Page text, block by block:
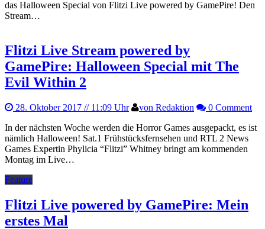
das Halloween Special von Flitzi Live powered by GamePire! Den
Stream…
Flitzi Live Stream powered by
GamePire: Halloween Special mit The
Evil Within 2
28. Oktober 2017 // 11:09 Uhr von Redaktion
0 Comment
In der nächsten Woche werden die Horror Games ausgepackt, es ist
nämlich Halloween! Sat.1 Frühstücksfernsehen und RTL 2 News
Games Expertin Phylicia “Flitzi” Whitney bringt am kommenden
Montag im Live…
Feature
Flitzi Live powered by GamePire: Mein
erstes Mal